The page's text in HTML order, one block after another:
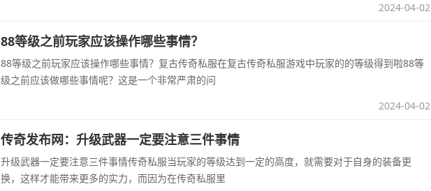
2024-04-02
88等级之前玩家应该操作哪些事情？
88等级之前玩家应该操作哪些事情？复古传奇私服在复古传奇私服游戏中玩家的的等级得到啦88等
级之前应该做哪些事情呢？这是一个非常严肃的问
2024-04-02
传奇发布网：升级武器一定要注意三件事情
升级武器一定要注意三件事情传奇私服当玩家的等级达到一定的高度，就需要对于自身的装备更
换，这样才能带来更多的实力，而因为在传奇私服里